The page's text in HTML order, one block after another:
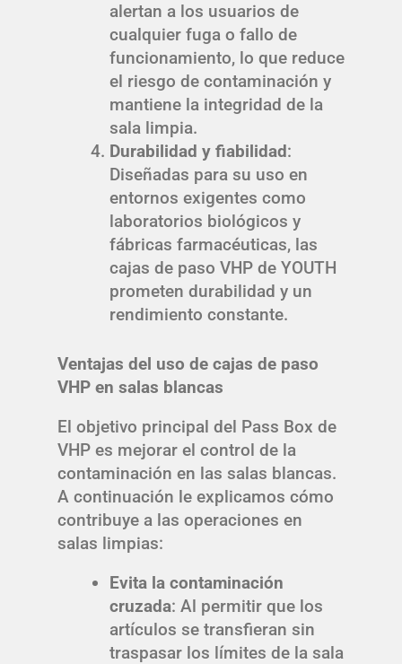
alertan a los usuarios de
cualquier fuga o fallo de
funcionamiento, lo que reduce
el riesgo de contaminación y
mantiene la integridad de la
sala limpia.
Durabilidad y fiabilidad:
Diseñadas para su uso en
entornos exigentes como
laboratorios biológicos y
fábricas farmacéuticas, las
cajas de paso VHP de YOUTH
prometen durabilidad y un
rendimiento constante.
Ventajas del uso de cajas de paso
VHP en salas blancas
El objetivo principal del Pass Box de
VHP es mejorar el control de la
contaminación en las salas blancas.
A continuación le explicamos cómo
contribuye a las operaciones en
salas limpias:
Evita la contaminación
cruzada: Al permitir que los
artículos se transfieran sin
traspasar los límites de la sala